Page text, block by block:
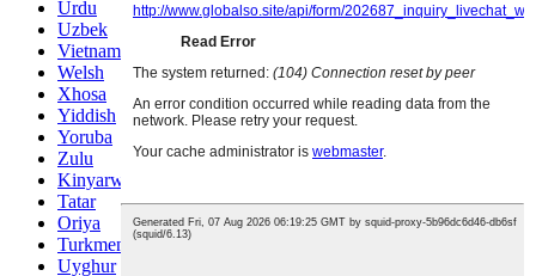
Urdu
Uzbek
Vietnamese
Welsh
Xhosa
Yiddish
Yoruba
Zulu
Kinyarwanda
Tatar
Oriya
Turkmen
Uyghur